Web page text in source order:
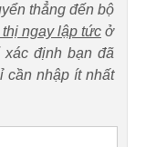
thẳng đến bộ
ngay lập tứcở
định bạn đã
cần nhập ít nhất